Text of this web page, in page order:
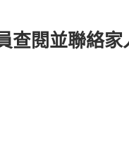
查閱並聯絡家